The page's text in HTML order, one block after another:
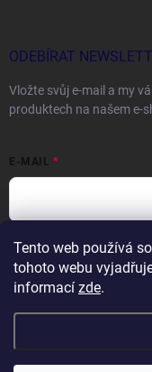
Tento web používá
tohoto webu
informací zde.
ODEBÍRAT
Vložte svůj e-mail a my
produktech na našem e-
E-MAIL
Vložením e-mailu
Přihlásit se
Copyright 2026